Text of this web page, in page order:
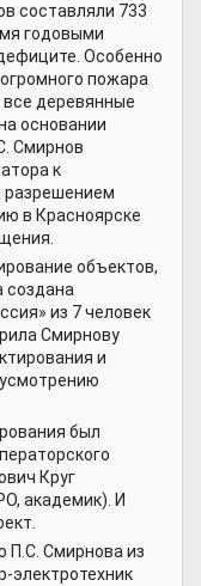
составляли 733
годовыми
Особенно
пожара
все деревянные
основании
Смирнов
к
разрешением
в Красноярске
объектов,
создана
из 7 человек
Смирнову
и
был
Круг
академик). И
П.С. Смирнова из
электротехник